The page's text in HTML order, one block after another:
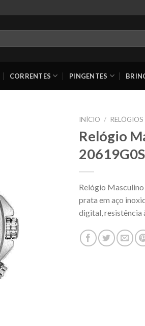
CORRENTES PINGENTES
INÍCIO / RELÓGIOS
Relógio
Relógio
prata em aço
digital, resistência